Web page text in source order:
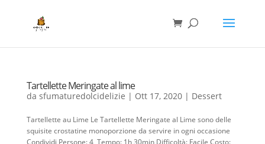
Tartellette Meringate al lime
da sfumaturedolcidelizie | Ott 17, 2020| Dessert
Tartellette au Lime Le Tartellette Meringate al Lime sono delle
squisite crostatine monoporzione da servire in ogni occasione
Condividi Persone: 4 Tempo: 1h 30min Difficoltà: Facile Costo: